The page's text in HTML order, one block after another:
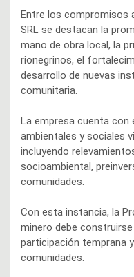
Entre los compromisos
SRL se destacan la
mano de obra local, la
rionegrinos, el
desarrollo de nuevas
comunitaria.
La empresa cuenta con
ambientales y sociales
incluyendo
socioambiental,
comunidades.
Con esta instancia, la
minero debe
participación temprana
comunidades.